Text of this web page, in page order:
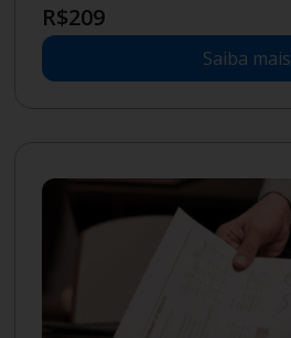
R$209
Saiba mais